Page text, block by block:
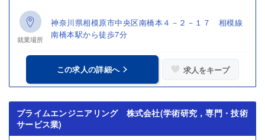
就業場所
神奈川県相模原市中央区南橋本４－２－１７ 相模線
南橋本駅から徒歩7分
この求人の詳細へ 求人をキープ
プライムエンジニアリング 株式会社(学術研究，専門・技術
サービス業)